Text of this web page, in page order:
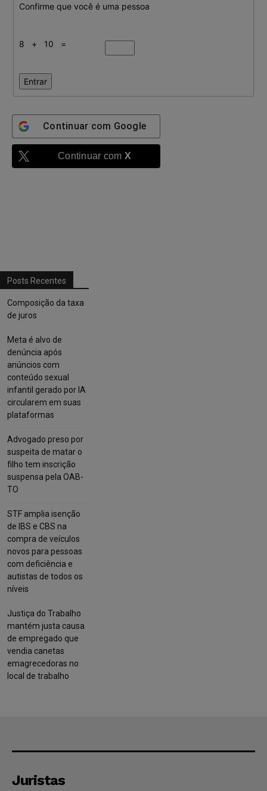
Confirme que você é uma pessoa
8 + 10 =
Entrar
Continuar com Google
Continuar com X
Posts Recentes
Composição da taxa
de juros
Meta é alvo de
denúncia após
anúncios com
conteúdo sexual
infantil gerado por IA
circularem em suas
plataformas
Advogado preso por
suspeita de matar o
filho tem inscrição
suspensa pela OAB-
TO
STF amplia isenção
de IBS e CBS na
compra de veículos
novos para pessoas
com deficiência e
autistas de todos os
níveis
Justiça do Trabalho
mantém justa causa
de empregado que
vendia canetas
emagrecedoras no
local de trabalho
Juristas